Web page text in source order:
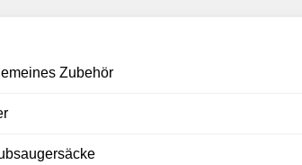
Zubehör